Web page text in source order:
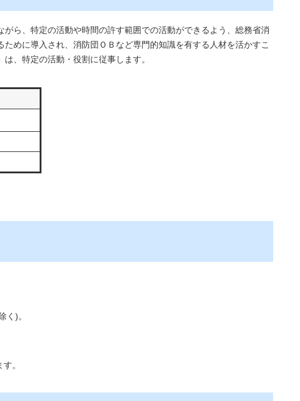
ら、特定の活動や時間の許す範囲での活動ができるよう、総務省消
めに導入され、消防団ＯＢなど専門的知識を有する人材を活かすこ
、特定の活動・役割に従事します。
く)。
。